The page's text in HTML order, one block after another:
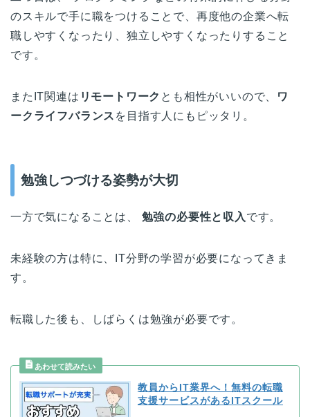
のスキルで手に職をつけることで、再度他の企業へ転
職しやすくなったり、独立しやすくなったりすること
です。
またIT関連は リモートワーク とも相性がいいので、
ワ
ークライフバランス を目指す人にもピッタリ。
勉強しつづける姿勢が大切
一方で気になることは、 勉強の必要性と収入 です。
未経験の方は特に、IT分野の学習が必要になってきま
す。
転職した後も、しばらくは勉強が必要です。
教員からIT業界へ！無料の転職
支援サービスがあるITスクール